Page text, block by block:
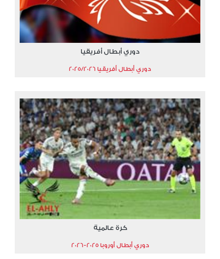
دوري أبطال أفريقيا
دوري أبطال أفريقيا 2025/2026
كرة عالمية
دوري أبطال أوروبا 2025-2026